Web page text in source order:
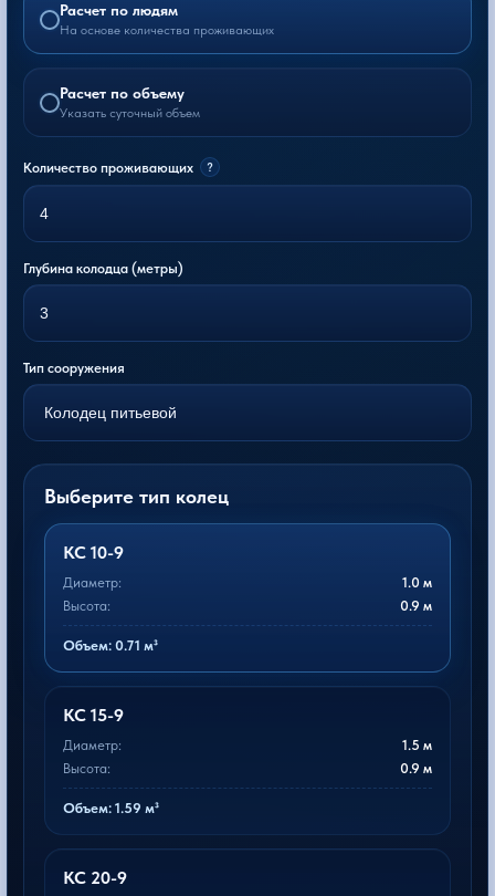
Расчет по людям
На основе количества проживающих
Расчет по объему
Указать суточный объем
Количество проживающих ?
Глубина колодца (метры)
Тип сооружения
Выберите тип колец
КС 10-9
Диаметр:
1.0 м
Высота:
0.9 м
Объем: 0.71 м³
КС 15-9
Диаметр:
1.5 м
Высота:
0.9 м
Объем: 1.59 м³
КС 20-9